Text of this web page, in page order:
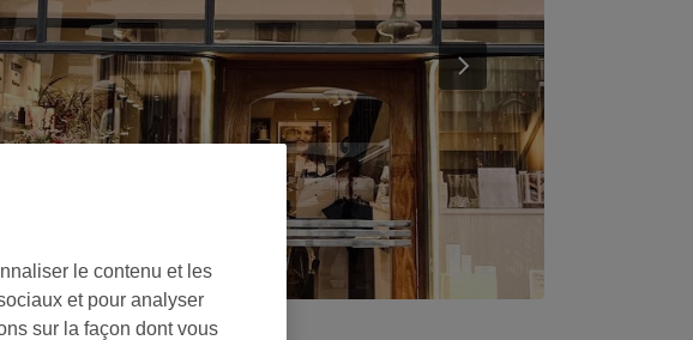
le contenu et les
et pour analyser
sur la façon dont vous